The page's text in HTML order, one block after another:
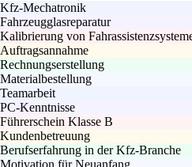
Kfz-Mechatronik
Fahrzeugglasreparatur
Kalibrierung von
Auftragsannahme
Rechnungserstellung
Materialbestellung
Teamarbeit
PC-Kenntnisse
Führerschein Klasse B
Kundenbetreuung
Berufserfahrung in der Kfz-Branche